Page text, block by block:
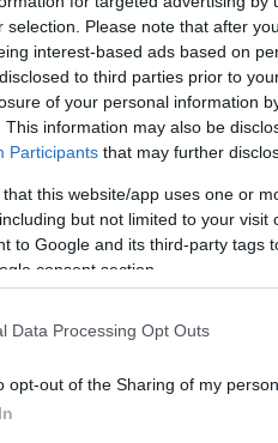
selection. Please note that after
interest-based ads based on
to third parties prior to
of your personal information
This information may also be
Participants that may further
that this website/app uses one or
but not limited to your
to Google and its third-party tags
consent section.
Data Processing Opt Outs
opt-out of the Sharing of my